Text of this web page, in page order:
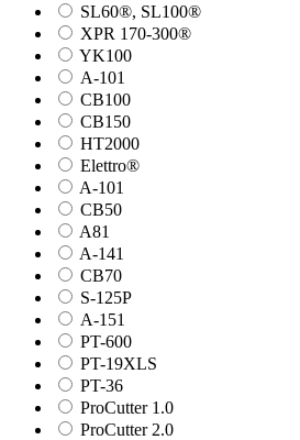
SL60®, SL100®
XPR 170-300®
YK100
А-101
СВ100
СВ150
HT2000
Elettro®
A-101
СВ50
A81
A-141
СВ70
S-125P
А-151
PT-600
PT-19XLS
PT-36
ProCutter 1.0
ProCutter 2.0